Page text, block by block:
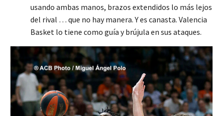
usando ambas manos, brazos extendidos lo más lejos
del rival … que no hay manera. Y es canasta. Valencia
Basket lo tiene como guía y brújula en sus ataques.